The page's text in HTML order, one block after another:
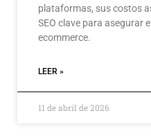
plataformas, sus costos
SEO clave para asegurar
ecommerce.
LEER »
11 de abril de 2026